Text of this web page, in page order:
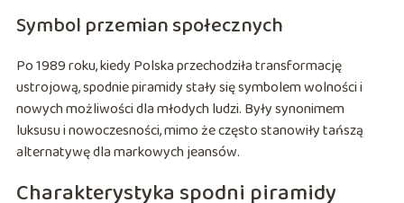
Symbol przemian społecznych
Po 1989 roku, kiedy Polska przechodziła transformację
ustrojową, spodnie piramidy stały się symbolem wolności i
nowych możliwości dla młodych ludzi. Były synonimem
luksusu i nowoczesności, mimo że często stanowiły tańszą
alternatywę dla markowych jeansów.
Charakterystyka spodni piramidy